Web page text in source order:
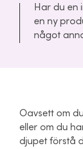
Har du en
en ny
något
Oavsett om
eller om du
djupet förstå